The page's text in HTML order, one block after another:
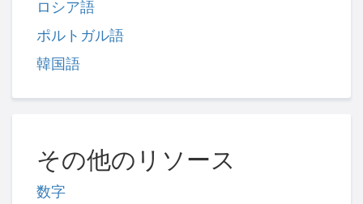
ロシア語
ポルトガル語
韓国語
その他のリソース
数字